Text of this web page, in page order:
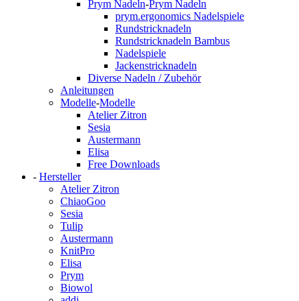
Prym Nadeln-Prym Nadeln
prym.ergonomics Nadelspiele
Rundstricknadeln
Rundstricknadeln Bambus
Nadelspiele
Jackenstricknadeln
Diverse Nadeln / Zubehör
Anleitungen
Modelle-Modelle
Atelier Zitron
Sesia
Austermann
Elisa
Free Downloads
- Hersteller
Atelier Zitron
ChiaoGoo
Sesia
Tulip
Austermann
KnitPro
Elisa
Prym
Biowol